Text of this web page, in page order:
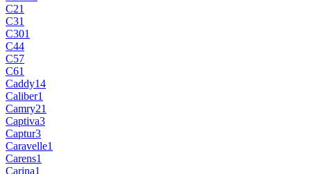
C21
C31
C301
C44
C57
C61
Caddy14
Caliber1
Camry21
Captiva3
Captur3
Caravelle1
Carens1
Carina1